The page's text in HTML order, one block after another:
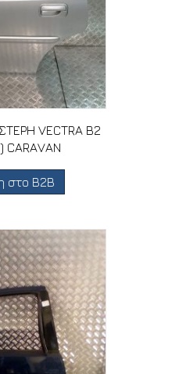
VECTRA B2
στο B2B